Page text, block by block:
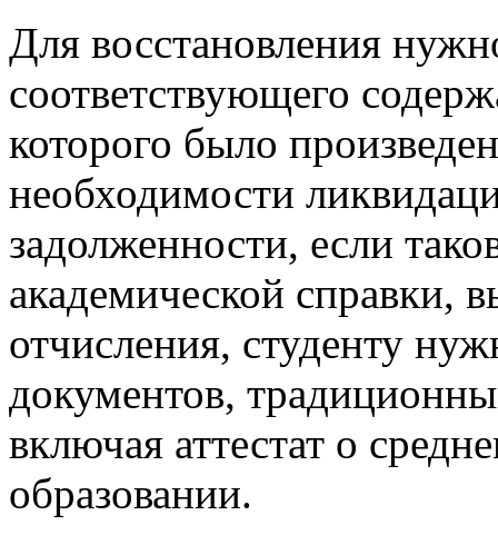
Для восстановления
соответствующего
которого было
необходимости
задолженности, если
академической справки,
отчисления, студенту
документов,
включая аттестат о
образовании.